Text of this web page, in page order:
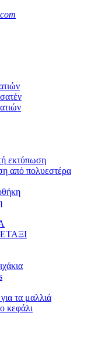
εκτύπωση
από πολυεστέρα
τα μαλλιά
κεφάλι